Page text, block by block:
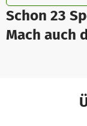
Schon 23
Mach auch